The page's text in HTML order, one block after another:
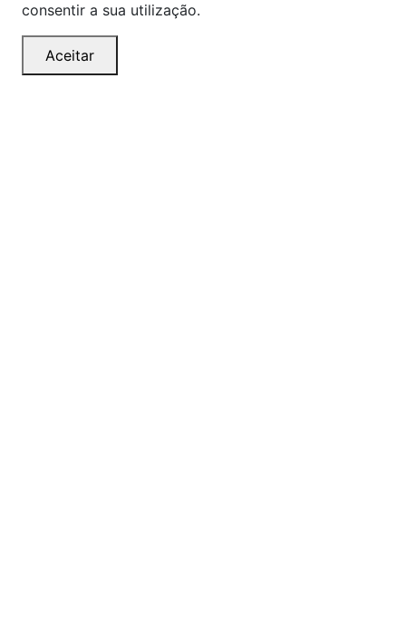
consentir a sua utilização.
Aceitar